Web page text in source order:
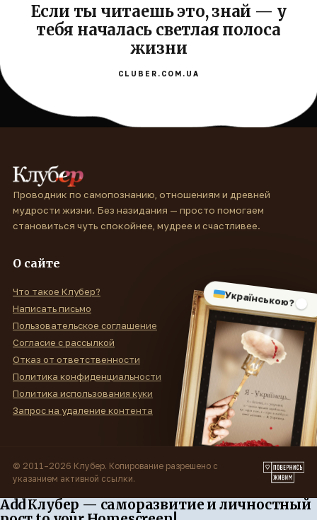
Если ты читаешь это, знай — у
тебя началась светлая полоса
жизни
CLUBER.COM.UA
Українською?
Проводник по самопознанию, отношениям и древней
мудрости жизни. Без назидания — просто помогаем
становиться чуть спокойнее, мудрее и счастливее.
О сайте
Что такое Клубер?
Написать письмо
Пользовательское соглашение
Согласие с рассылкой
Отказ от ответственности
Политика конфиденциальности
Политика использования куки
Запрос на удаление контента
© 2011–2026 Клубер. Копирование разрешено с
указанием активной ссылки.
Add Клубер — саморазвитие и личностный